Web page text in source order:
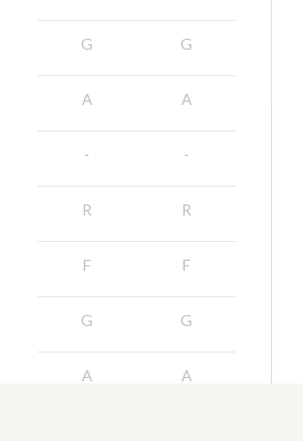
G
A
-
R
F
G
A
G
A
-
R
F
G
A